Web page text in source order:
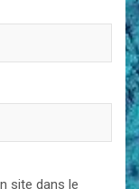
site dans le